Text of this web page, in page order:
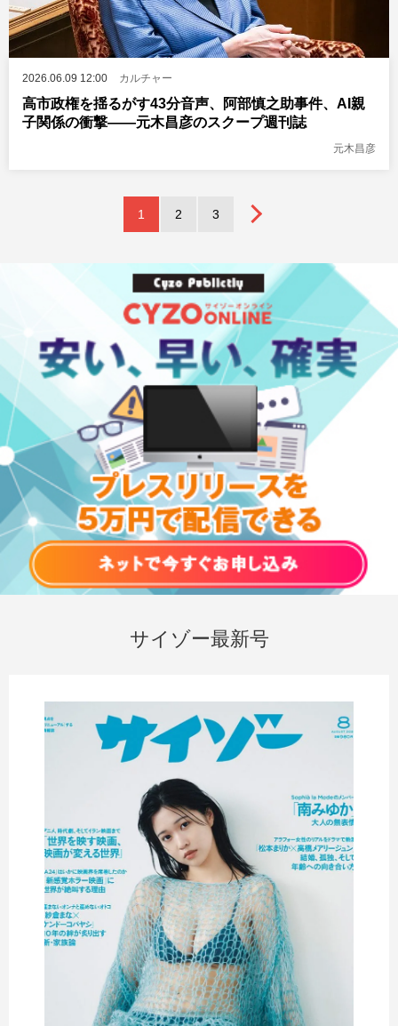
2026.06.09 12:00 カルチャー
高市政権を揺るがす43分音声、阿部慎之助事件、AI親
子関係の衝撃――元木昌彦のスクープ週刊誌
元木昌彦
1 2 3
サイゾー最新号